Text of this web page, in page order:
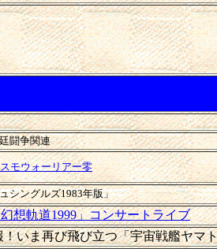
闘争関連
モウォーリアー零
シングルズ1983年版」
想軌道1999」コンサートライブ
！いま再び飛び立つ「宇宙戦艦ヤマ